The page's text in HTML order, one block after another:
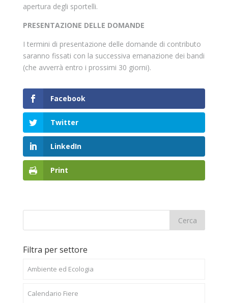
apertura degli sportelli.
PRESENTAZIONE DELLE DOMANDE
I termini di presentazione delle domande di contributo
saranno fissati con la successiva emanazione dei bandi
(che avverrà entro i prossimi 30 giorni).
Facebook
Twitter
LinkedIn
Print
Filtra per settore
Ambiente ed Ecologia
Calendario Fiere